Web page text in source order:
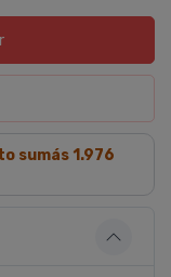
sumás 1.976